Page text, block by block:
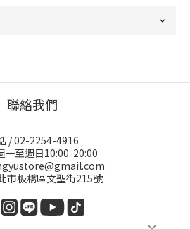
聯絡我們
/ 02-2254-4916
一至週日10:00-20:00
市板橋區文聖街215號